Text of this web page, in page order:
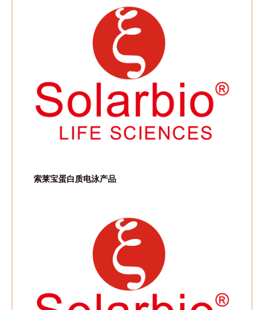
索莱宝蛋白质电泳产品